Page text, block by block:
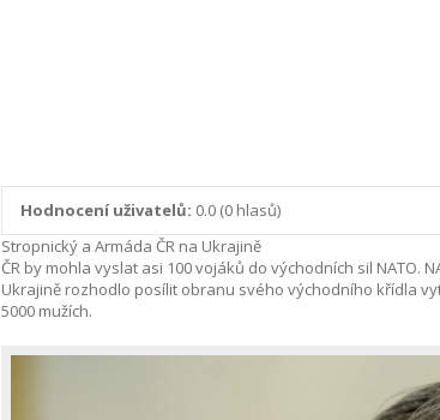
Hodnocení uživatelů: 0.0 (0hlasů)
Stropnický a Armáda ČR na Ukrajině
ČR by mohla vyslat asi 100 vojáků do východních sil NATO.
Ukrajině rozhodlo posílit obranu svého východního křídla
5000 mužích.